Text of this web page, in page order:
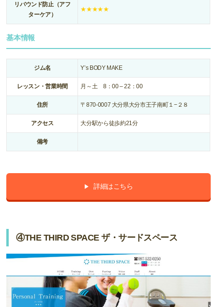
リバウンド防止（アフ
ターケア）
★★★★★
基本情報
ジム名 Y’s BODY MAKE
レッスン・営業時間 月～土 8：00 – 22：00
住所 〒870-0007 大分県大分市王子南町１−２８
アクセス 大分駅から徒歩約21分
備考
詳細はこちら
④THE THIRD SPACE ザ・サードスペース